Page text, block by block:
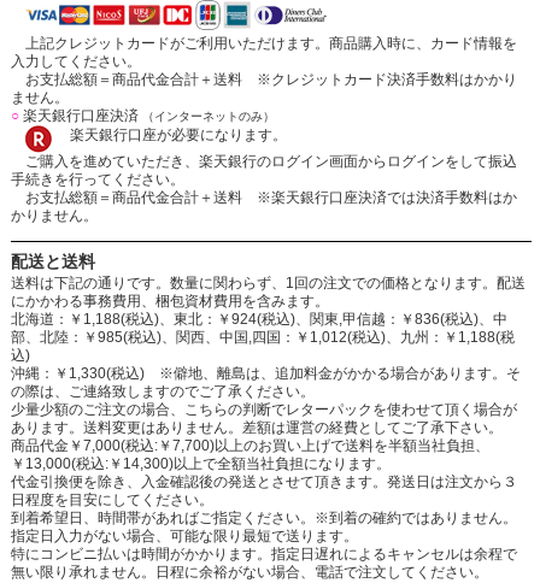
上記クレジットカードがご利用いただけます。商品購入時に、カード情報を
入力してください。
お支払総額＝商品代金合計＋送料 ※クレジットカード決済手数料はかかり
ません。
○楽天銀行口座決済 （インターネットのみ）
楽天銀行口座が必要になります。
ご購入を進めていただき、楽天銀行のログイン画面からログインをして振込
手続きを行ってください。
お支払総額＝商品代金合計＋送料 ※楽天銀行口座決済では決済手数料はか
かりません。
配送と送料
送料は下記の通りです。数量に関わらず、1回の注文での価格となります。配送
にかかわる事務費用、梱包資材費用を含みます。
北海道：￥1,188(税込)、東北：￥924(税込)、関東,甲信越：￥836(税込)、中
部、北陸：￥985(税込)、関西、中国,四国：￥1,012(税込)、九州：￥1,188(税
込)
沖縄：￥1,330(税込) ※僻地、離島は、追加料金がかかる場合があります。そ
の際は、ご連絡致しますのでご了承ください。
少量少額のご注文の場合、こちらの判断でレターパックを使わせて頂く場合が
あります。送料変更はありません。差額は運営の経費としてご了承下さい。
商品代金￥7,000(税込:￥7,700)以上のお買い上げで送料を半額当社負担、
￥13,000(税込:￥14,300)以上で全額当社負担になります。
代金引換便を除き、入金確認後の発送とさせて頂きます。発送日は注文から３
日程度を目安にしてください。
到着希望日、時間帯があればご指定ください。※到着の確約ではありません。
指定日入力がない場合、可能な限り最短で送ります。
特にコンビニ払いは時間がかかります。指定日遅れによるキャンセルは余程で
無い限り承れません。日程に余裕がない場合、電話で注文してください。